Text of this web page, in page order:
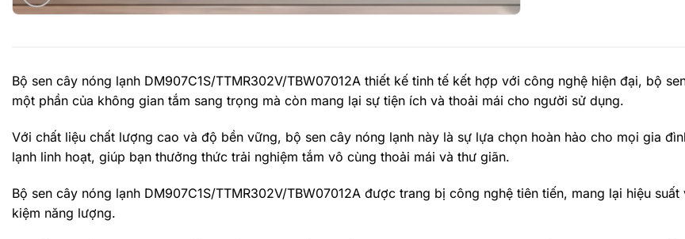
Bộ sen cây nóng lạnh DM907C1S/TTMR302V/TBW07012A thiết kế tinh tế kết hợp với công nghệ hiện đại, bộ
một phần của không gian tắm sang trọng mà còn mang lại sự tiện ích và thoải mái cho người sử dụng.
Với chất liệu chất lượng cao và độ bền vững, bộ sen cây nóng lạnh này là sự lựa chọn hoàn hảo cho mọi gia
lạnh linh hoạt, giúp bạn thưởng thức trải nghiệm tắm vô cùng thoải mái và thư giãn.
Bộ sen cây nóng lạnh DM907C1S/TTMR302V/TBW07012A được trang bị công nghệ tiên tiến, mang lại hiệu
kiệm năng lượng.